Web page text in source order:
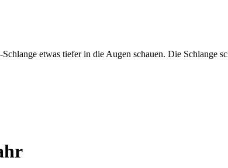
etwas tiefer in die Augen schauen. Die Schlange